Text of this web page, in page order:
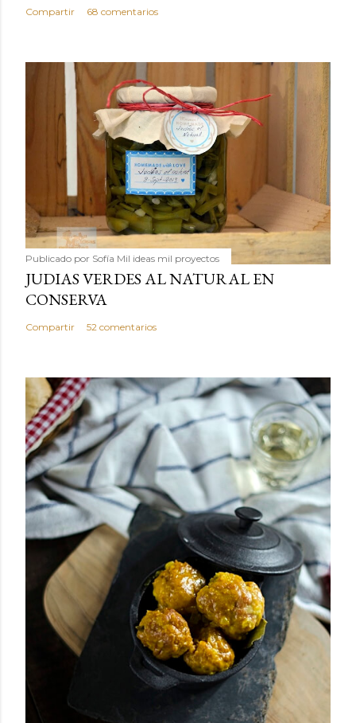
Compartir 68 comentarios
Publicado por Sofía Mil ideas mil proyectos
JUDIAS VERDES AL NATURAL EN
CONSERVA
Compartir 52 comentarios